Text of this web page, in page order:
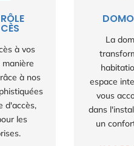
à vos
à nos
d'accès,
les
La
espace
vous
dans
un